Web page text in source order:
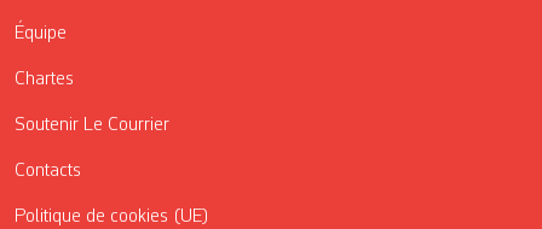
Équipe
Chartes
Soutenir Le Courrier
Contacts
Politique de cookies (UE)